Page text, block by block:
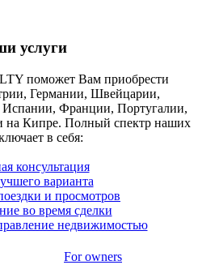
услуги
поможет Вам приобрести
Германии, Швейцарии,
Франции, Португалии,
на Кипре. Полный спектр наших
в себя:
консультация
варианта
и просмотров
во время сделки
недвижимостью
For owners